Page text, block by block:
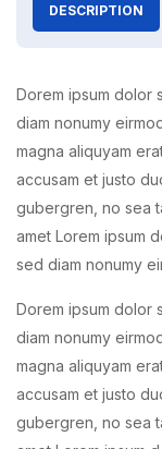
DESCRIPTION
Dorem ipsum dolor
diam nonumy
magna aliquyam
accusam et justo
gubergren, no sea
amet Lorem ipsum
sed diam nonumy
Dorem ipsum dolor
diam nonumy
magna aliquyam
accusam et justo
gubergren, no sea